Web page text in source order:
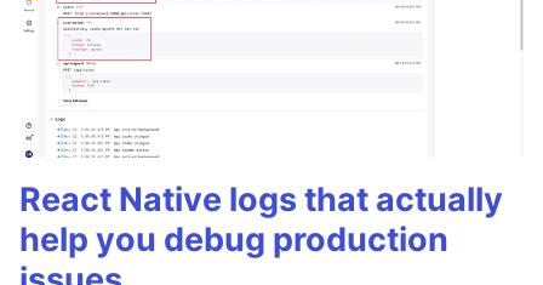
React Native logs that actually
help you debug production